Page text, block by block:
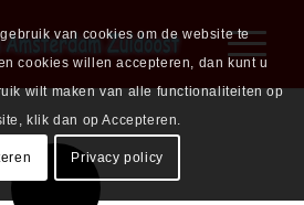
van cookies om de website te
cookies willen accepteren, dan kunt u
wilt maken van alle functionaliteiten op
klik dan op Accepteren.
Privacy policy